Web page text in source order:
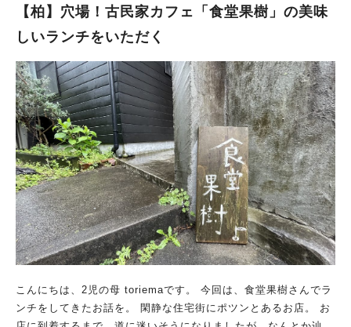
ったマグロ丼（725円）をチョイス！ 定食や単品もあり、時間が
【柏】穴場！古民家カフェ「食堂果樹」の美味
しいランチをいただく
こんにちは、2児の母 toriemaです。 今回は、食堂果樹さんでラ
ンチをしてきたお話を。 閑静な住宅街にポツンとあるお店。 お